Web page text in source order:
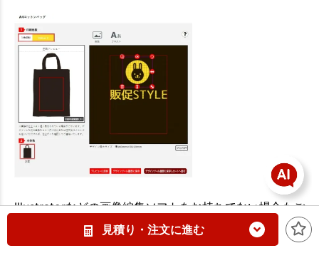
見積り・注文に進む
Illustratorなどの画像編集ソフトをお持ちでない場合もご
「デザインツール」を使えば、好きな写真やイラスト、